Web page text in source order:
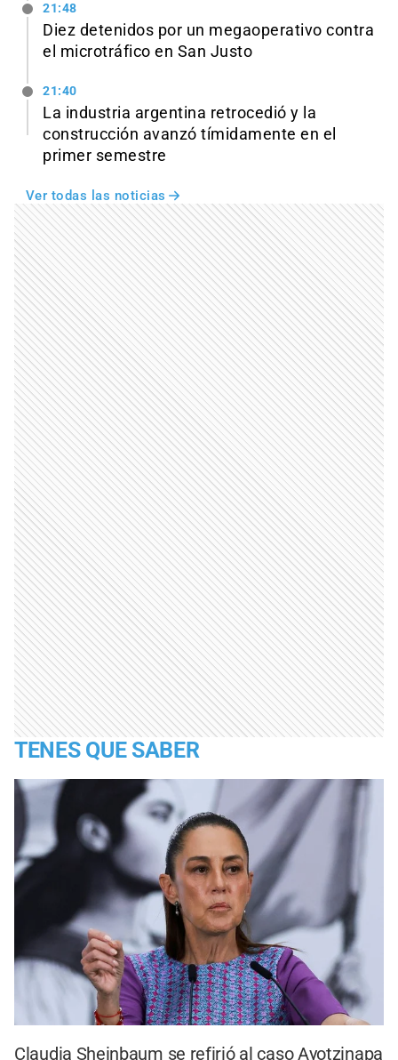
21:48
Diez detenidos por un megaoperativo contra
el microtráfico en San Justo
21:40
La industria argentina retrocedió y la
construcción avanzó tímidamente en el
primer semestre
Ver todas las noticias
TENES QUE SABER
Claudia Sheinbaum se refirió al caso Ayotzinapa